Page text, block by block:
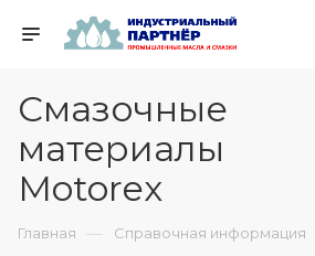
Смазочные
материалы
Motorex
Главная — Справочная информация